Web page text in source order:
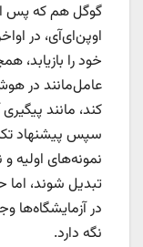
گوگل هم که پس
اوپن‌ای‌آی، در
خود را بازیابد،
عامل‌مانند در
کند، مانند
سپس پیشنهاد
نمونه‌های اولیه
تبدیل شوند، اما
در آزمایشگاه‌ها
نگه دارد.